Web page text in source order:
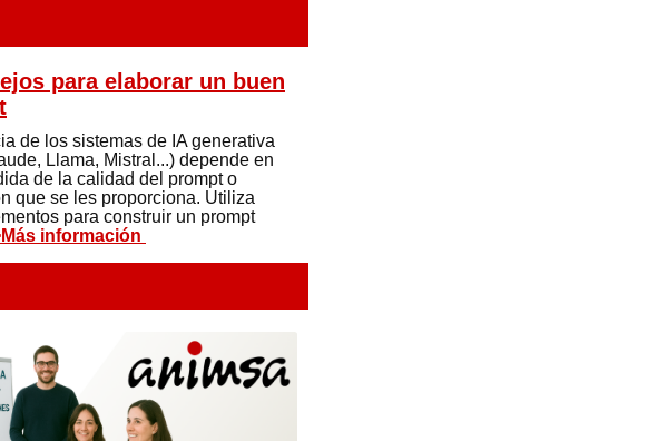
para elaborar un buen
de los sistemas de IA generativa
Llama, Mistral...) depende en
de la calidad del prompt o
que se les proporciona. Utiliza
para construir un prompt
información